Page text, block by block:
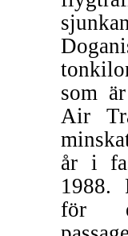
som
Air
år i
1988.
för